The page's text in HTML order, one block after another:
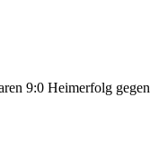
9:0 Heimerfolg